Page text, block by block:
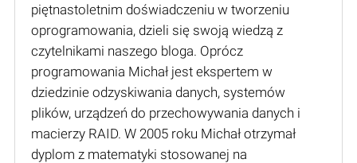
piętnastoletnim doświadczeniu w tworzeniu
oprogramowania, dzieli się swoją wiedzą z
czytelnikami naszego bloga. Oprócz
programowania Michał jest ekspertem w
dziedzinie odzyskiwania danych, systemów
plików, urządzeń do przechowywania danych i
macierzy RAID. W 2005 roku Michał otrzymał
dyplom z matematyki stosowanej na